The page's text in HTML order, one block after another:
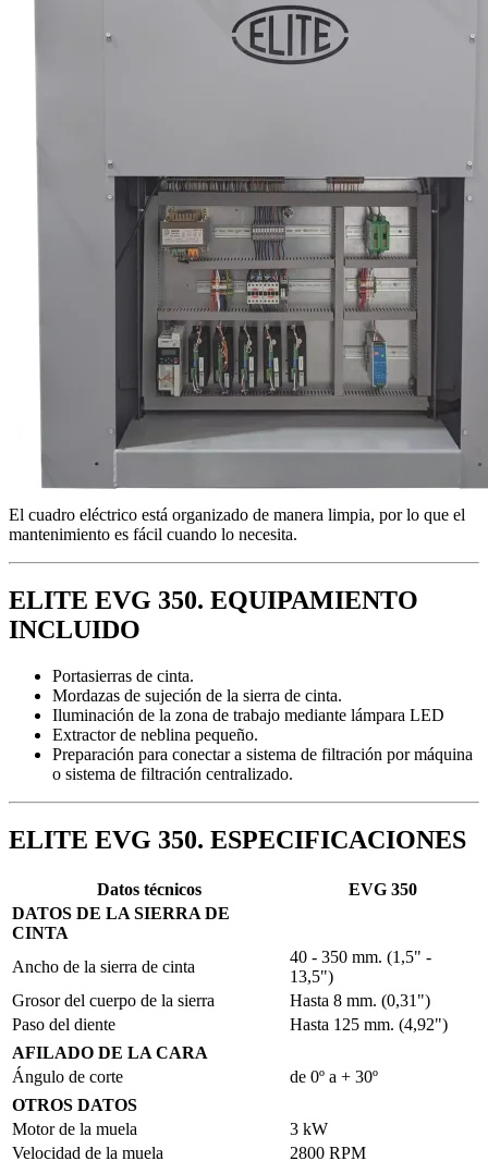
El cuadro eléctrico está organizado de manera limpia, por lo que el
mantenimiento es fácil cuando lo necesita.
ELITE EVG 350. EQUIPAMIENTO
INCLUIDO
Portasierras de cinta.
Mordazas de sujeción de la sierra de cinta.
Iluminación de la zona de trabajo mediante lámpara LED
Extractor de neblina pequeño.
Preparación para conectar a sistema de filtración por máquina
o sistema de filtración centralizado.
ELITE EVG 350. ESPECIFICACIONES
Datos técnicos
EVG 350
DATOS DE LA SIERRA DE
CINTA
Ancho de la sierra de cinta
40 - 350 mm. (1,5" -
13,5")
Grosor del cuerpo de la sierra
Hasta 8 mm. (0,31")
Paso del diente
Hasta 125 mm. (4,92")
AFILADO DE LA CARA
Ángulo de corte
de 0º a + 30º
OTROS DATOS
Motor de la muela
3 kW
Velocidad de la muela
2800 RPM